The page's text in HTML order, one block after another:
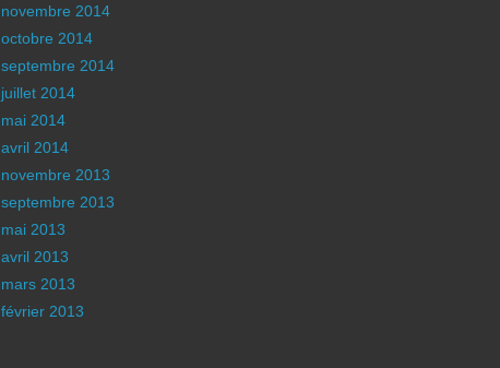
novembre 2014
octobre 2014
septembre 2014
juillet 2014
mai 2014
avril 2014
novembre 2013
septembre 2013
mai 2013
avril 2013
mars 2013
février 2013